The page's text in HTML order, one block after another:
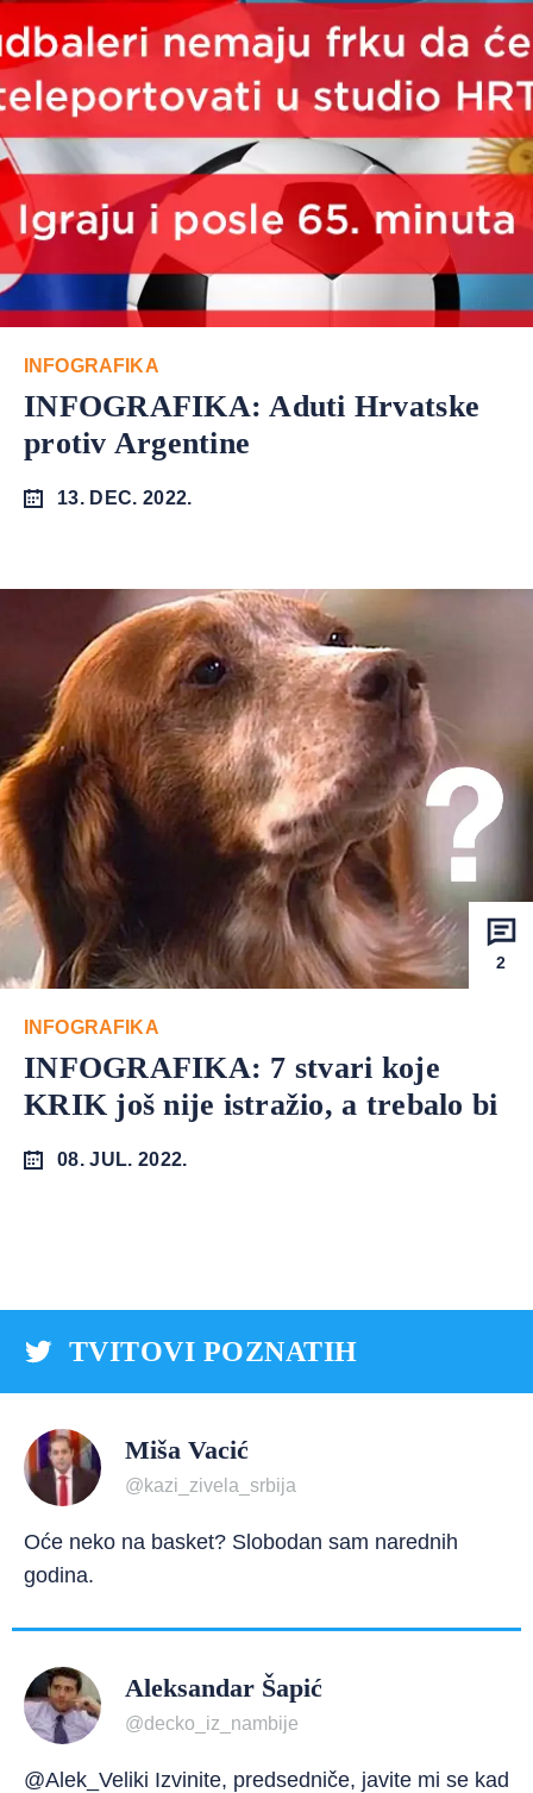
INFOGRAFIKA
INFOGRAFIKA: Aduti Hrvatske
protiv Argentine
13. DEC. 2022.
2
INFOGRAFIKA
INFOGRAFIKA: 7 stvari koje
KRIK još nije istražio, a trebalo bi
08. JUL. 2022.
TVITOVI POZNATIH
Miša Vacić
@kazi_zivela_srbija
Oće neko na basket? Slobodan sam narednih
godina.
Aleksandar Šapić
@decko_iz_nambije
@Alek_Veliki Izvinite, predsedniče, javite mi se kad